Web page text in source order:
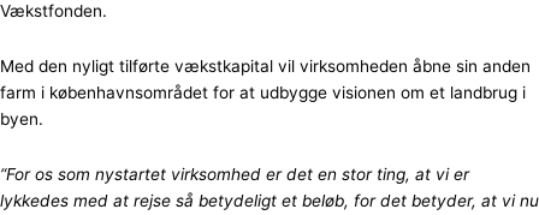
Vækstfonden.
Med den nyligt tilførte vækstkapital vil virksomheden åbne sin anden
farm i københavnsområdet for at udbygge visionen om et landbrug i
byen.
“For os som nystartet virksomhed er det en stor ting, at vi er
lykkedes med at rejse så betydeligt et beløb, for det betyder, at vi nu